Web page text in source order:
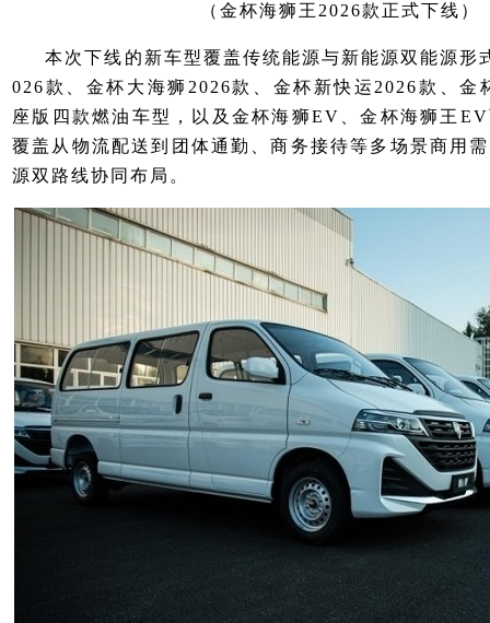
（金杯海狮王2026款正式下线）
本次下线的新车型覆盖传统能源与新能源双能源形
026款、金杯大海狮2026款、金杯新快运2026款、金
座版四款燃油车型，以及金杯海狮EV、金杯海狮王
覆盖从物流配送到团体通勤、商务接待等多场景商用
源双路线协同布局。